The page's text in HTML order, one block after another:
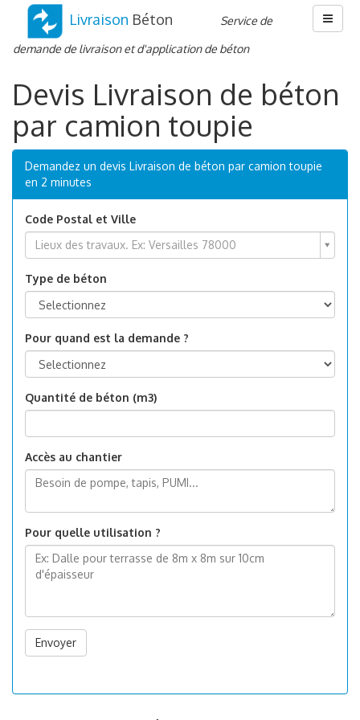
Livraison Béton Menu
Service de
demande de livraison et d'application de béton
Devis Livraison de béton
par camion toupie
Demandez un devis Livraison de béton par camion toupie
en 2 minutes
Code Postal et Ville
Lieux des travaux. Ex: Versailles 78000
Code
Postal
Ville
Type de béton
Pour quand est la demande ?
Quantité de béton (m3)
Accès au chantier
Pour quelle utilisation ?
Envoyer